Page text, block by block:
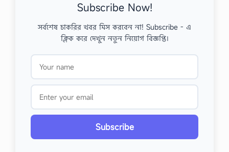
Subscribe Now!
সর্বশেষ চাকরির খবর মিস করবেন না! Subscribe - এ
ক্লিক করে দেখুন নতুন নিয়োগ বিজ্ঞপ্তি।
Subscribe